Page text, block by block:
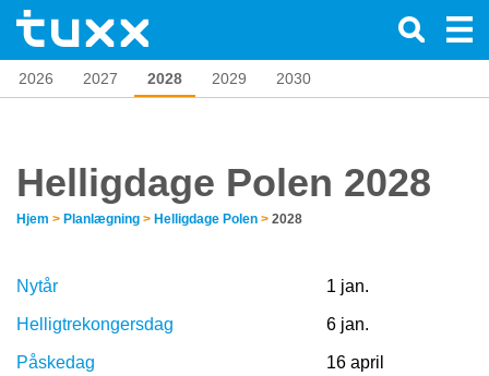
2026 2027 2028 2029 2030
Helligdage Polen 2028
Hjem > Planlægning > Helligdage Polen > 2028
Nytår 1 jan.
Helligtrekongersdag 6 jan.
Påskedag 16 april